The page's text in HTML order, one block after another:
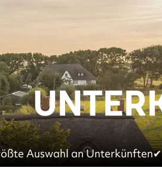
Auswahl an Unterkünften✔︎